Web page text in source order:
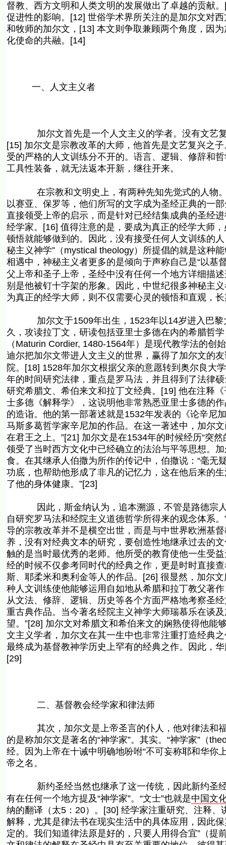
督教、西方文明和人类文明的发展做出了卓越的贡献
促进性的影响。[12] 世俗学术界所关注的是加尔文对
和牧师的加尔文，[13] 本文则争取兼顾两个角度，因
化使命的共融。[14]
一、人文主义者
加尔文首先是一个人文主义的学者。没有文艺复
[15] 加尔文是宗教改革的大师，他首先是文艺复兴之
受的严格的人文训练分不开的。语言、逻辑、修辞和
工具性装备，就无法返本开新，继往开来。
在宗教和文明史上，有两种先知先觉式的人物。
以赛亚、保罗等，他们所写的文字成为圣经正典的一
直接领受上帝的启示，而是针对已经结集成典的圣经
经学家。[16] 值得注意的是，要成为真正的经学大师
顿悟就能够做到的。因此，没有接受任何人文训练的
秘主义神学”（mystical theology）所提倡的就是这种
相遇中，神秘主义者更多的是倾向于声称自己是“以基
父上帝和圣子上帝，圣经中没有任何一个地方详细描
别是他被钉十字架的形象。因此，中世纪很多神秘主
为真正的经学大师，则不仅需要心灵的顿悟和直观，
加尔文于1509年出生，1523年以14岁进入巴黎大
久，攻读拉丁文，研读包括亚里士多德在内的希腊哲
（Maturin Cordier, 1480-1564年）是现代教学法的
迪尔把加尔文带进人文主义的世界，赢得了加尔文的
院。[18] 1528年加尔文根据父亲的意愿转到奥尔良大
年的时间研究法律，重点是罗马法，并且得到了法律
研究希腊文、希伯来文和拉丁文经典。[19] 他在注释
士多德《解释学》，这说明他非常熟悉亚里士多德的
的造诣。他的第一部著述就是1532年发表的《论辛尼
马斯多葛哲学家辛尼加的作品。在这一著述中，加尔
在君王之上。”[21] 加尔文是在1534年的时候经历“突
领受了当时西方文化中已经确立的法治与平等思想。
食。在其继承人伯撒为所作的传记中，伯撒说：“毫
功底，也帮助他形成了非凡的记忆力，这在他后来的
了他的身体健康。”[23]
因此，斯金纳认为，追本溯源，不管是路德宗人
自研究罗马法和经院主义道德哲学所得来的观念体系
导的宗教改革并不是横空出世，而是与中世界欧洲基
养，没有对经典文本的研究，要创造性地继承过去的
触的是当时最优秀的老师。他所受的教育使他一生受
经的时候不仅参考同时代的经典之作，更是时时直接
斯、耶柔米和奥利金等人的作品。[26] 很显然，加尔
种人文训练使他能够运用自如地从希腊和拉丁教父著
从文法、修辞、逻辑、历史等各个方面严格地考察圣
重古典作品。当今著名经院主义神学大师瑞慕乐在谈
望。”[28] 加尔文对希腊文和希伯来文的娴熟使得他能
文主义学者，加尔文在其一生中也非常注重打造经典
最终成为基督教神学历史上罕有的经典之作。因此，
[29]
二、基督教会经学家和律法师
其次，加尔文是上帝圣言的仆人，他对律法和福
的是称加尔文是著名的“神学家”。其实。“神学家”（
经。因为上帝在十诫中明确地吩咐“不可妄称耶和华你
帝之名。
新约圣经当然也继承了这一传统，因此新约圣经中
有在任何一个地方提及“神学家”。“文士”也就是中国文
纳的翻译（太5：20）。[30] 经学家注重研究、注释、
解释，尤其是律法书在现实生活中的具体应用，因此
定的。我们知道律法原是好的，只要人用得合宜”（提